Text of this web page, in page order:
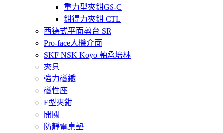
重力型夾鉗GS-C
鉗得力夾鉗 CTL
西德式平面剪台 SR
Pro-face人機介面
SKF NSK Koyo 軸承培林
夾具
強力磁鐵
磁性座
F型夾鉗
開關
防靜電桌墊